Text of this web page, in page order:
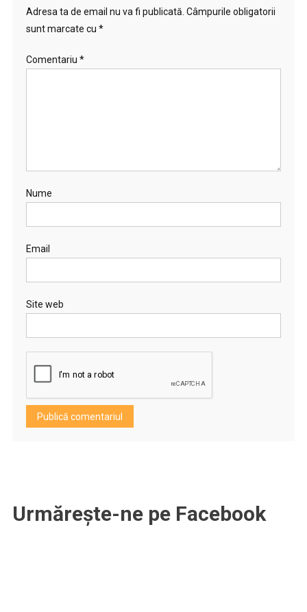
Adresa ta de email nu va fi publicată. Câmpurile obligatorii
sunt marcate cu *
Comentariu *
Nume
Email
Site web
Urmărește-ne pe Facebook